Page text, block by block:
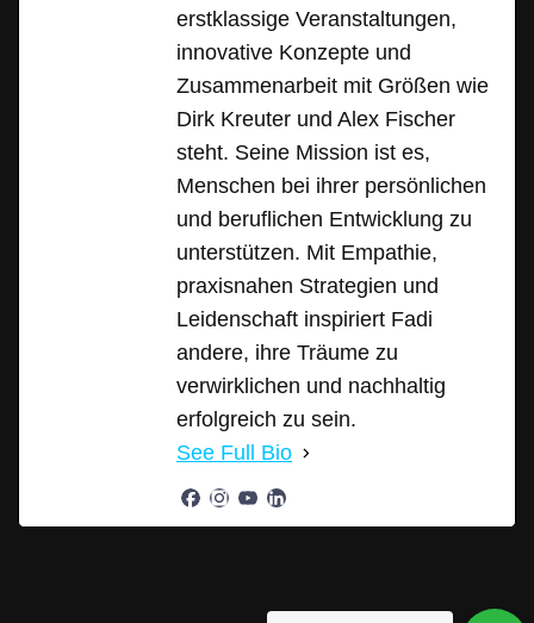
erstklassige Veranstaltungen,
innovative Konzepte und
Zusammenarbeit mit Größen wie
Dirk Kreuter und Alex Fischer
steht. Seine Mission ist es,
Menschen bei ihrer persönlichen
und beruflichen Entwicklung zu
unterstützen. Mit Empathie,
praxisnahen Strategien und
Leidenschaft inspiriert Fadi
andere, ihre Träume zu
verwirklichen und nachhaltig
erfolgreich zu sein.
See Full Bio